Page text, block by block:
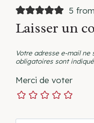
5
Laisser un
Votre adresse e-mail ne
obligatoires sont
Merci de voter